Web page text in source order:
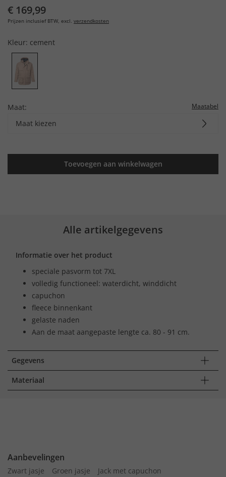
€ 169,99
Prijzen inclusief BTW, excl. verzendkosten
Kleur: cement
Maat: Maatabel
Maat kiezen
Toevoegen aan winkelwagen
Alle artikelgegevens
Informatie over het product
speciale pasvorm tot 7XL
volledig functioneel: waterdicht, winddicht
capuchon
fleece binnenkant
gelaste naden
Aan de maat aangepaste lengte ca. 80 - 91 cm.
Gegevens
Materiaal
Aanbevelingen
Zwart jasje Groen jasje
Jack met capuchon